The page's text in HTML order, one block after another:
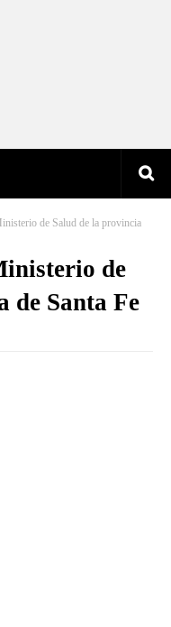
de Salud de la provincia
de
de Santa Fe